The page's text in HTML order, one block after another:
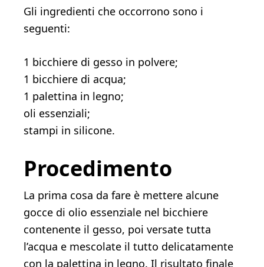
Gli ingredienti che occorrono sono i
seguenti:
1 bicchiere di gesso in polvere;
1 bicchiere di acqua;
1 palettina in legno;
oli essenziali;
stampi in silicone.
Procedimento
La prima cosa da fare è mettere alcune
gocce di olio essenziale nel bicchiere
contenente il gesso, poi versate tutta
l’acqua e mescolate il tutto delicatamente
con la palettina in legno. Il risultato finale